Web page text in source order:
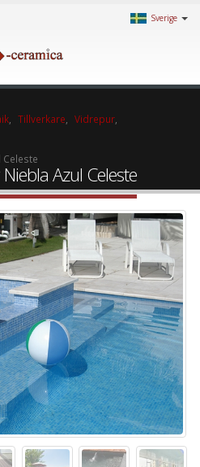
Sverige
Tillverkare Vidrepur
Azul Celeste